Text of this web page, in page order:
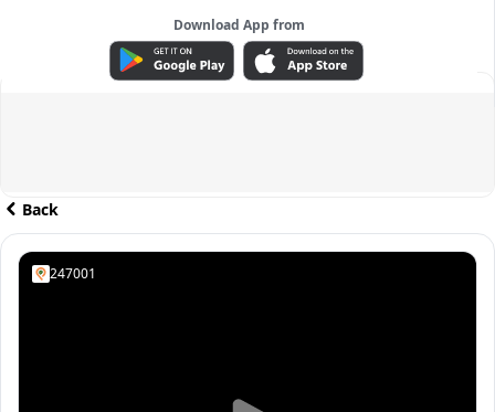
Download App from
ADVERTISEMENT
Back
247001